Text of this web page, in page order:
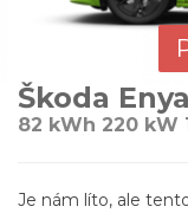
Škoda
82 kWh 220 kW
Je nám líto, ale